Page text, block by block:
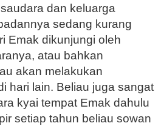
dan keluarga
sedang kurang
Emak dikunjungi oleh
atau bahkan
akan melakukan
hari lain. Beliau juga sangat
kyai tempat Emak dahulu
setiap tahun beliau sowan